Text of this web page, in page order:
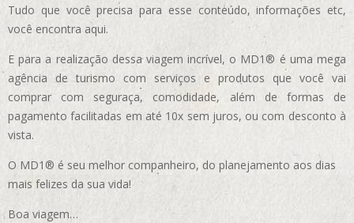
Tudo que você precisa para esse conteúdo, informações etc,
você encontra aqui.
E para a realização dessa viagem incrível, o MD1® é uma mega
agência de turismo com serviços e produtos que você vai
comprar com seguraça, comodidade, além de formas de
pagamento facilitadas em até 10x sem juros, ou com desconto à
vista.
O MD1® é seu melhor companheiro, do planejamento aos dias
mais felizes da sua vida!
Boa viagem…